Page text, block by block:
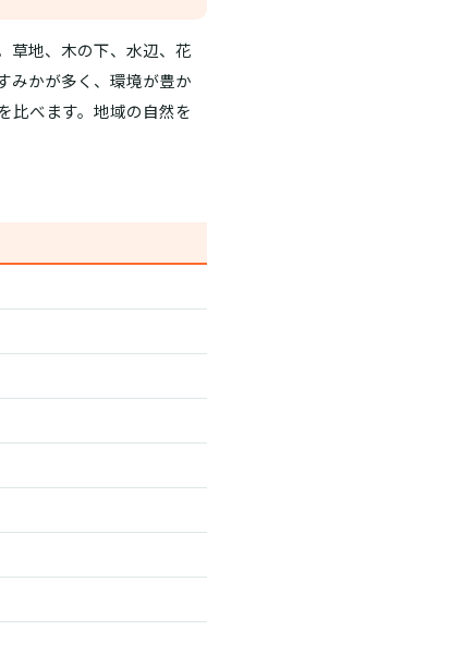
草地、木の下、水辺、花
みかが多く、環境が豊か
比べます。地域の自然を